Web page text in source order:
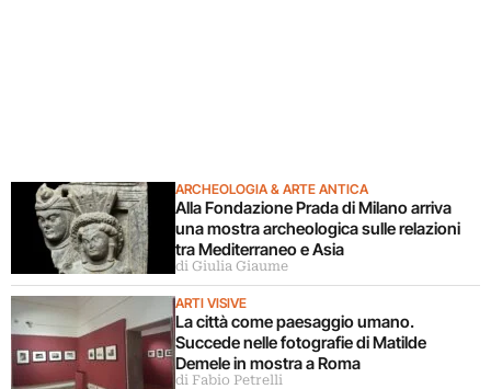
ARCHEOLOGIA & ARTE ANTICA
Alla Fondazione Prada di Milano arriva
una mostra archeologica sulle relazioni
tra Mediterraneo e Asia
di Giulia Giaume
ARTI VISIVE
La città come paesaggio umano.
Succede nelle fotografie di Matilde
Demele in mostra a Roma
di Fabio Petrelli